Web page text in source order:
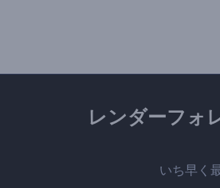
レンダーフォ
いち早く